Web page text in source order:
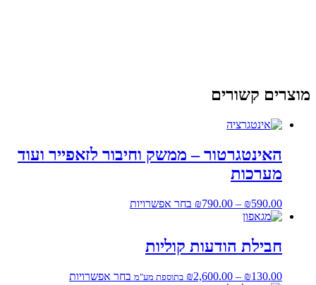
מוצרים קשורים
האינטגרטור – ממשק וחיבור לזאפייר ועוד
מערכות
₪590.00
–
₪790.00
טווח
עד
בחר אפשרויות
לבחור
חבילת הודעות קוליות
₪130.00
–
₪2,600.00
טווח
בתוספת מע"מ בחר אפשרויות